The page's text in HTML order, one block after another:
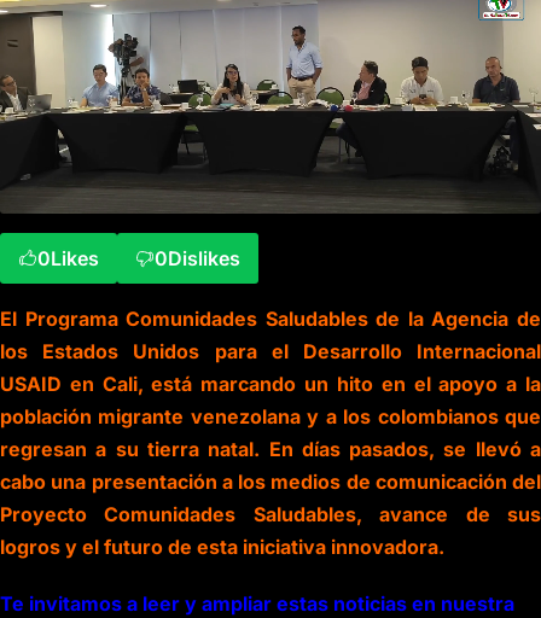
0Likes 0Dislikes
El Programa Comunidades Saludables de la Agencia de
los Estados Unidos para el Desarrollo Internacional
USAID en Cali, está marcando un hito en el apoyo a la
población migrante venezolana y a los colombianos que
regresan a su tierra natal. En días pasados, se llevó a
cabo una presentación a los medios de comunicación del
Proyecto Comunidades Saludables, avance de sus
logros y el futuro de esta iniciativa innovadora.
Te invitamos a leer y ampliar estas noticias en nuestra